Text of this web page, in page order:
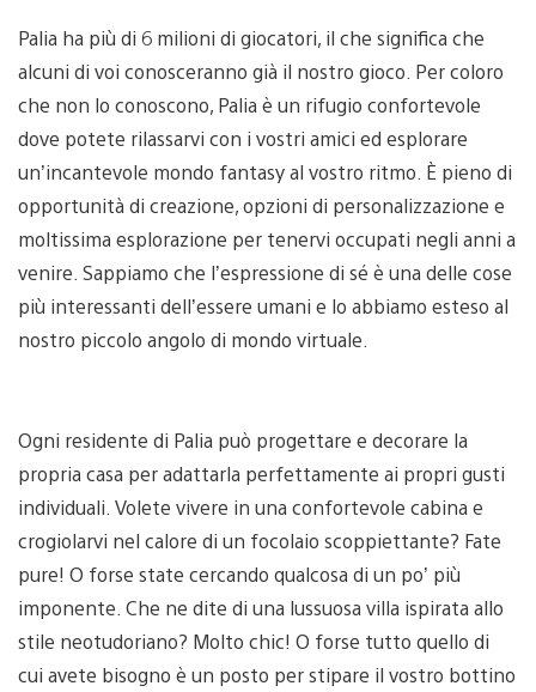
Palia ha più di 6 milioni di giocatori, il che significa che
alcuni di voi conosceranno già il nostro gioco. Per coloro
che non lo conoscono, Palia è un rifugio confortevole
dove potete rilassarvi con i vostri amici ed esplorare
un’incantevole mondo fantasy al vostro ritmo. È pieno di
opportunità di creazione, opzioni di personalizzazione e
moltissima esplorazione per tenervi occupati negli anni a
venire. Sappiamo che l’espressione di sé è una delle cose
più interessanti dell’essere umani e lo abbiamo esteso al
nostro piccolo angolo di mondo virtuale.
Ogni residente di Palia può progettare e decorare la
propria casa per adattarla perfettamente ai propri gusti
individuali. Volete vivere in una confortevole cabina e
crogiolarvi nel calore di un focolaio scoppiettante? Fate
pure! O forse state cercando qualcosa di un po’ più
imponente. Che ne dite di una lussuosa villa ispirata allo
stile neotudoriano? Molto chic! O forse tutto quello di
cui avete bisogno è un posto per stipare il vostro bottino